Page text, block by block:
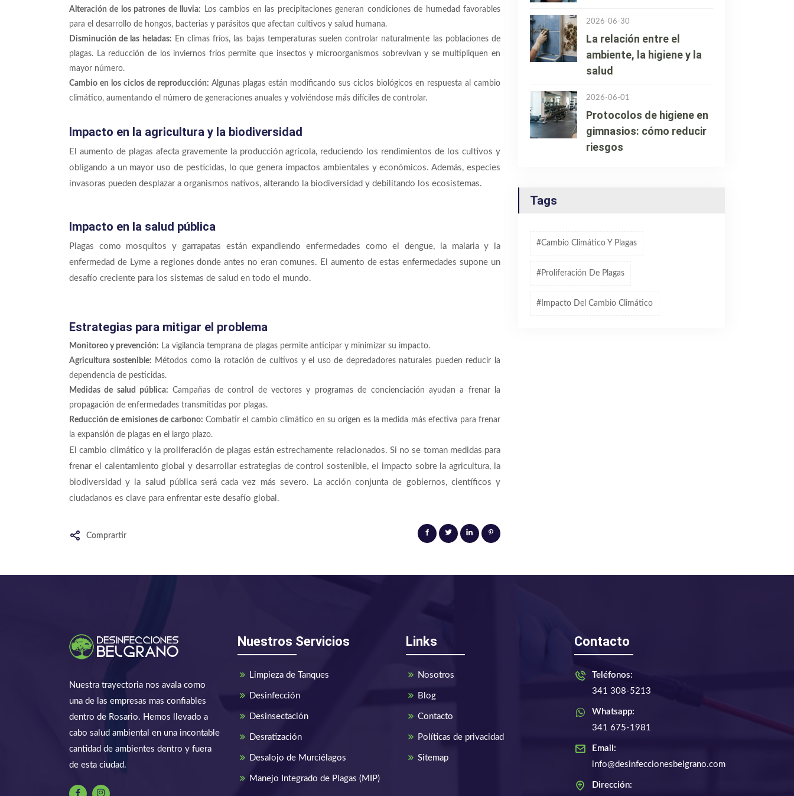
Alteración de los patrones de lluvia: Los cambios en las precipitaciones generan condiciones de humedad favorables
para el desarrollo de hongos, bacterias y parásitos que afectan cultivos y salud humana.
Disminución de las heladas: En climas fríos, las bajas temperaturas suelen controlar naturalmente las poblaciones de
plagas. La reducción de los inviernos fríos permite que insectos y microorganismos sobrevivan y se multipliquen en
mayor número.
Cambio en los ciclos de reproducción: Algunas plagas están modificando sus ciclos biológicos en respuesta al cambio
climático, aumentando el número de generaciones anuales y volviéndose más difíciles de controlar.
Impacto en la agricultura y la biodiversidad
El aumento de plagas afecta gravemente la producción agrícola, reduciendo los rendimientos de los cultivos y
obligando a un mayor uso de pesticidas, lo que genera impactos ambientales y económicos. Además, especies
invasoras pueden desplazar a organismos nativos, alterando la biodiversidad y debilitando los ecosistemas.
Impacto en la salud pública
Plagas como mosquitos y garrapatas están expandiendo enfermedades como el dengue, la malaria y la
enfermedad de Lyme a regiones donde antes no eran comunes. El aumento de estas enfermedades supone un
desafío creciente para los sistemas de salud en todo el mundo.
Estrategias para mitigar el problema
Monitoreo y prevención: La vigilancia temprana de plagas permite anticipar y minimizar su impacto.
Agricultura sostenible: Métodos como la rotación de cultivos y el uso de depredadores naturales pueden reducir la
dependencia de pesticidas.
Medidas de salud pública: Campañas de control de vectores y programas de concienciación ayudan a frenar la
propagación de enfermedades transmitidas por plagas.
Reducción de emisiones de carbono: Combatir el cambio climático en su origen es la medida más efectiva para frenar
la expansión de plagas en el largo plazo.
El cambio climático y la proliferación de plagas están estrechamente relacionados. Si no se toman medidas para
frenar el calentamiento global y desarrollar estrategias de control sostenible, el impacto sobre la agricultura, la
biodiversidad y la salud pública será cada vez más severo. La acción conjunta de gobiernos, científicos y
ciudadanos es clave para enfrentar este desafío global.
Comprartir
2026-06-30
La relación entre el
ambiente, la higiene y la
salud
2026-06-01
Protocolos de higiene en
gimnasios: cómo reducir
riesgos
Tags
#cambio Climático Y Plagas
#proliferación De Plagas
#impacto Del Cambio Climático
Nuestra trayectoria nos avala como
una de las empresas mas confiables
dentro de Rosario. Hemos llevado a
cabo salud ambiental en una incontable
cantidad de ambientes dentro y fuera
de esta ciudad.
Nuestros Servicios
Limpieza de Tanques
Desinfección
Desinsectación
Desratización
Desalojo de Murciélagos
Manejo Integrado de Plagas (MIP)
Links
Nosotros
Blog
Contacto
Políticas de privacidad
Sitemap
Contacto
Teléfonos:
341 308-5213
Whatsapp:
341 675-1981
Email:
info@desinfeccionesbelgrano.com
Dirección: